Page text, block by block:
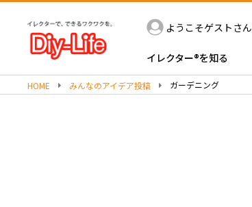
ようこそゲストさん
イレクター®を知る
HOME みんなのアイデア投稿 ガーデニング